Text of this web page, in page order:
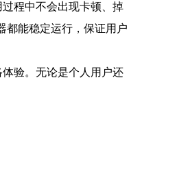
程中不会出现卡顿、掉
都能稳定运行，保证用户
验。无论是个人用户还